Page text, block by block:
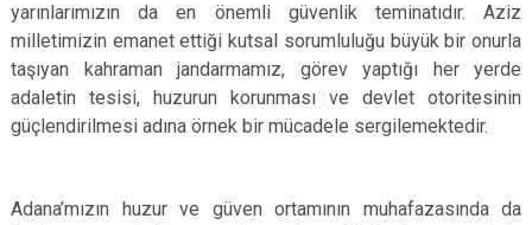
yarınlarımızın da en önemli güvenlik teminatıdır. Aziz
milletimizin emanet ettiği kutsal sorumluluğu büyük bir onurla
taşıyan kahraman jandarmamız, görev yaptığı her yerde
adaletin tesisi, huzurun korunması ve devlet otoritesinin
güçlendirilmesi adına örnek bir mücadele sergilemektedir.
Adana’mızın huzur ve güven ortamının muhafazasında da